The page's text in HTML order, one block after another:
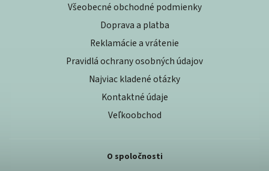
Všeobecné obchodné podmienky
Doprava a platba
Reklamácie a vrátenie
Pravidlá ochrany osobných údajov
Najviac kladené otázky
Kontaktné údaje
Veľkoobchod
O spoločnosti